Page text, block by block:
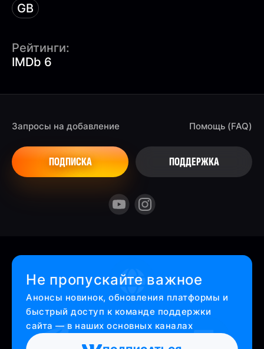
GB
Рейтинги:
IMDb 6
Запросы на добавление
ПОДПИСКА
Помощь (FAQ)
ПОДДЕРЖКА
Не пропускайте важное
Анонсы новинок, обновления платформы и
быстрый доступ к команде поддержки
сайта — в наших основных каналах